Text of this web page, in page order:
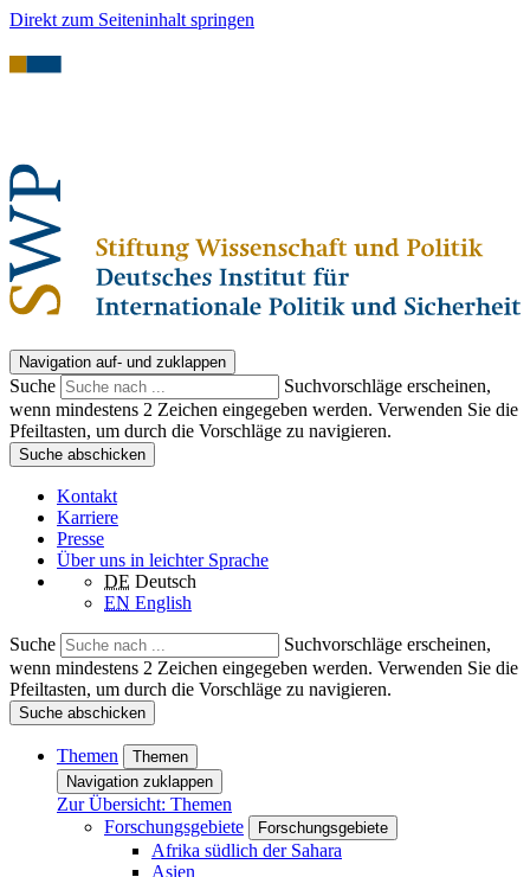
Direkt zum Seiteninhalt springen
Navigation auf- und zuklappen
Suche
Suchvorschläge erscheinen,
wenn mindestens 2 Zeichen eingegeben werden. Verwenden Sie die
Pfeiltasten, um durch die Vorschläge zu navigieren.
Suche abschicken
Kontakt
Karriere
Presse
Über uns in leichter Sprache
DE Deutsch
EN English
Suche
Suchvorschläge erscheinen,
wenn mindestens 2 Zeichen eingegeben werden. Verwenden Sie die
Pfeiltasten, um durch die Vorschläge zu navigieren.
Suche abschicken
Themen
Themen
Navigation zuklappen
Zur Übersicht: Themen
Forschungsgebiete
Forschungsgebiete
Afrika südlich der Sahara
Asien